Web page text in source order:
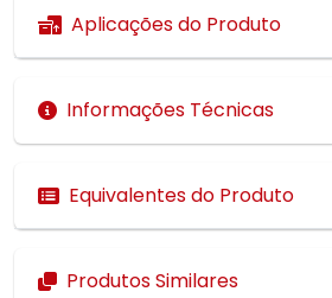
Aplicações do Produto
Informações Técnicas
Equivalentes do Produto
Produtos Similares